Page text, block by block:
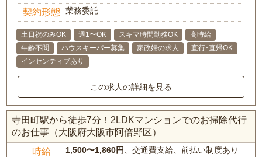
契約形態 業務委託
土日祝のみOK 週1〜OK スキマ時間勤務OK
高時給
年齢不問
ハウスキーパー募集 家政婦の求人
直行･直帰OK
インセンティブあり
この求人の詳細を見る
寺田町駅から徒歩7分！2LDKマンションでのお掃除代行
のお仕事（大阪府大阪市阿倍野区）
時給 1,500〜1,860円 、交通費支給、前払い制度あり